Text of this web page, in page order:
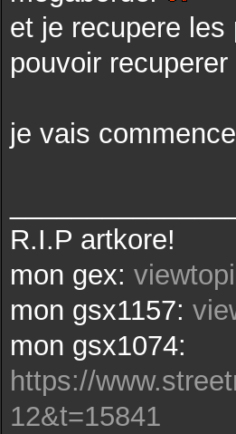
et je recupere
pouvoir
je vais
R.I.P artkore!
mon gex:
mon gsx1157:
mon gsx1074:
https://
12&t=15841